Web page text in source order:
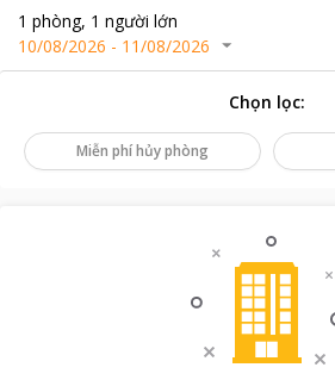
1 phòng, 1 người lớn
10/08/2026 - 11/08/2026
Chọn lọc:
Miễn phí hủy phòng